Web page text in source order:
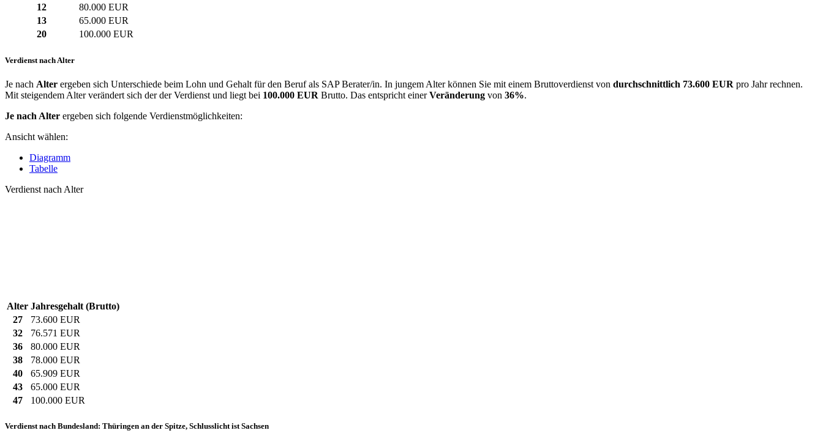
12
80.000 EUR
13
65.000 EUR
20
100.000 EUR
Verdienst nach Alter
Je nach Alter ergeben sich Unterschiede beim Lohn und Gehalt für den Beruf als SAP Berater/in. In jungem Alter können Sie mit einem Bruttoverdienst von durchschnittlich 73.600 EUR pro Jahr rechnen.
Mit steigendem Alter verändert sich der der Verdienst und liegt bei 100.000 EUR Brutto. Das entspricht einerVeränderung von 36%.
Je nach Alter ergeben sich folgende Verdienstmöglichkeiten:
Ansicht wählen:
Diagramm
Tabelle
Verdienst nach Alter
Alter Jahresgehalt (Brutto)
27
73.600 EUR
32
76.571 EUR
36
80.000 EUR
38
78.000 EUR
40
65.909 EUR
43
65.000 EUR
47
100.000 EUR
Verdienst nach Bundesland: Thüringen an der Spitze, Schlusslicht ist Sachsen